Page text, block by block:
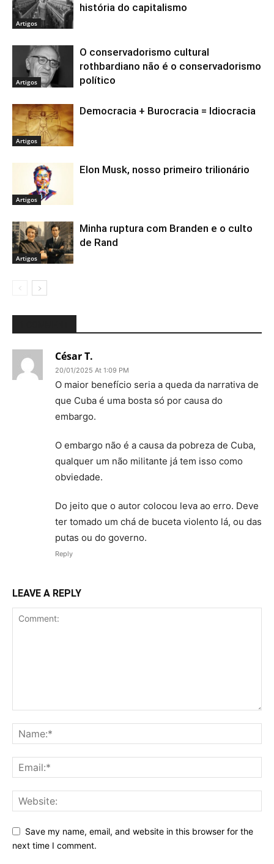
Artigos
história do capitalismo
Artigos
O conservadorismo cultural
rothbardiano não é o conservadorismo
político
Artigos
Democracia + Burocracia = Idiocracia
Artigos
Elon Musk, nosso primeiro trilionário
Artigos
Minha ruptura com Branden e o culto
de Rand
César T.
20/01/2025 At 1:09 PM
O maior benefício seria a queda da narrativa de
que Cuba é uma bosta só por causa do
embargo.
O embargo não é a causa da pobreza de Cuba,
qualquer um não militante já tem isso como
obviedade.
Do jeito que o autor colocou leva ao erro. Deve
ter tomado um chá de buceta violento lá, ou das
putas ou do governo.
Reply
LEAVE A REPLY
Save my name, email, and website in this browser for the
next time I comment.